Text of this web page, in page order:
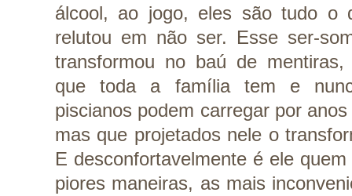
álcool, ao jogo, eles são tudo o
relutou em não ser. Esse ser-
transformou no baú de mentiras,
que toda a família tem e
piscianos podem carregar por
mas que projetados nele o
E desconfortavelmente é ele
piores maneiras, as mais